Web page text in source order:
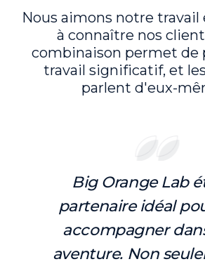
Nous aimons notre travail
à connaître nos
combinaison permet de
travail significatif, et
parlent d'eux-
Big Orange Lab
partenaire idéal
accompagner
aventure. Non